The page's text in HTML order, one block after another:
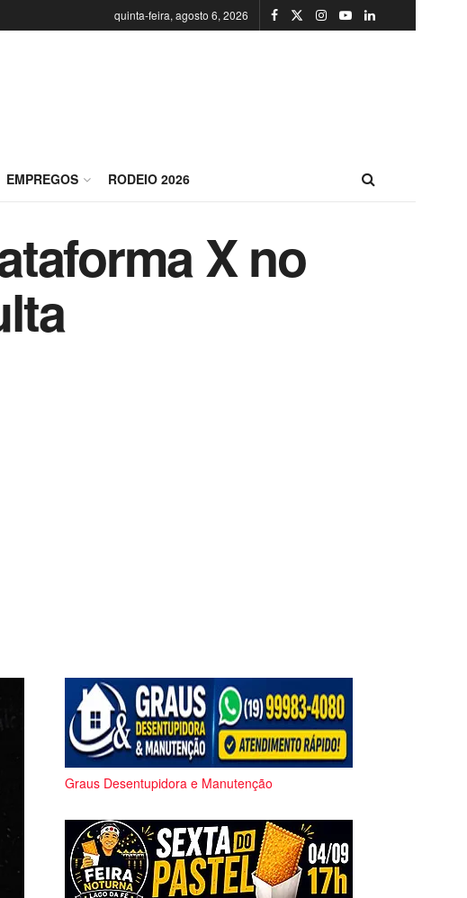
quinta-feira, agosto 6, 2026
EMPREGOS RODEIO 2026
X no
Graus Desentupidora e Manutenção